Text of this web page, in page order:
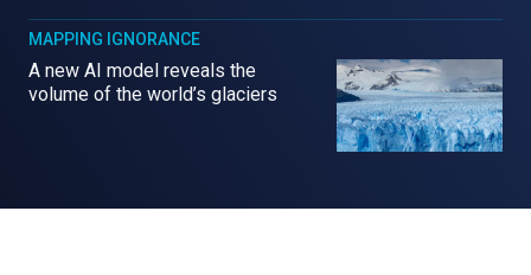
MAPPING IGNORANCE
A new AI model reveals the
volume of the world’s glaciers